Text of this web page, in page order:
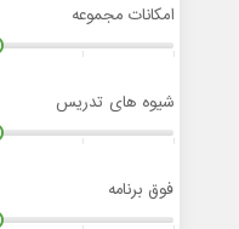
امکانات مجموعه
شیوه های تدریس
فوق برنامه